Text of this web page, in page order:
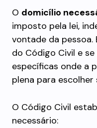
O domicílio
imposto pela lei,
vontade da
do Código Civil e
específicas onde a
plena para escolher
O Código Civil
necessário: